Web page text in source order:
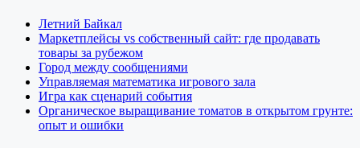
Летний Байкал
Маркетплейсы vs собственный сайт: где продавать
товары за рубежом
Город между сообщениями
Управляемая математика игрового зала
Игра как сценарий события
Органическое выращивание томатов в открытом грунте:
опыт и ошибки